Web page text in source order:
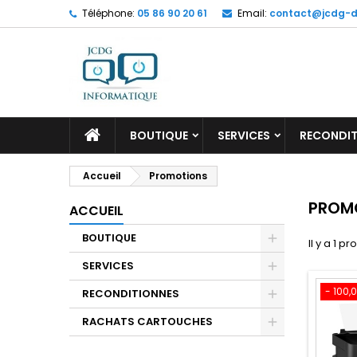
Téléphone: 05 86 90 20 61 Email: contact@jcdg-
ACCUEILBOUTIQUE SERVICES
Accueil Promotions
ACCUEIL
BOUTIQUE
SERVICES
RECONDITIONNES
RACHATS CARTOUCHES
Il y a 1
-